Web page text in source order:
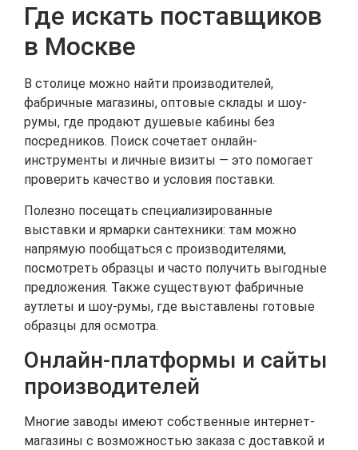
Где искать поставщиков
в Москве
В столице можно найти производителей,
фабричные магазины, оптовые склады и шоу-
румы, где продают душевые кабины без
посредников. Поиск сочетает онлайн-
инструменты и личные визиты — это помогает
проверить качество и условия поставки.
Полезно посещать специализированные
выставки и ярмарки сантехники: там можно
напрямую пообщаться с производителями,
посмотреть образцы и часто получить выгодные
предложения. Также существуют фабричные
аутлеты и шоу-румы, где выставлены готовые
образцы для осмотра.
Онлайн-платформы и сайты
производителей
Многие заводы имеют собственные интернет-
магазины с возможностью заказа с доставкой и